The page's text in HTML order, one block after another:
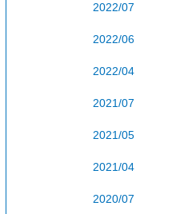
2022/07
2022/06
2022/04
2021/07
2021/05
2021/04
2020/07